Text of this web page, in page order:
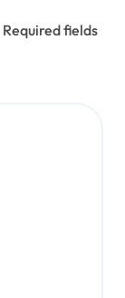
Required fields